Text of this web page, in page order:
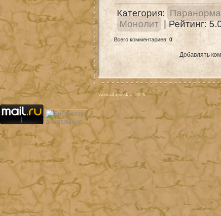
Категория:
Монолит |Рейтинг:
Всего комментариев: 0
Добавлять
Anomaliipoisk © 2026